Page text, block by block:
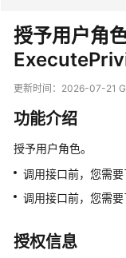
产
品
介
费
说
速
授予用户角
更新时间： 2026-07-21
功能介绍
授予用户角色。
调用接口前，您需要
调用接口前，您需
授权信息